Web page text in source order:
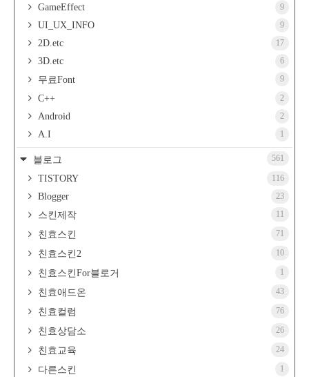
GameEffect 9
UI_UX_INFO 9
2D.etc 17
3D.etc 6
무료Font 9
C++ 2
Android 2
A.I 1
블로그 561
TISTORY 116
Blogger 23
스킨제작 11
친효스킨 71
친효스킨2 10
친효스킨For블로거 1
친효애드온 43
친효컬럼 76
친효상담소 26
친효교육 24
다른스킨 1